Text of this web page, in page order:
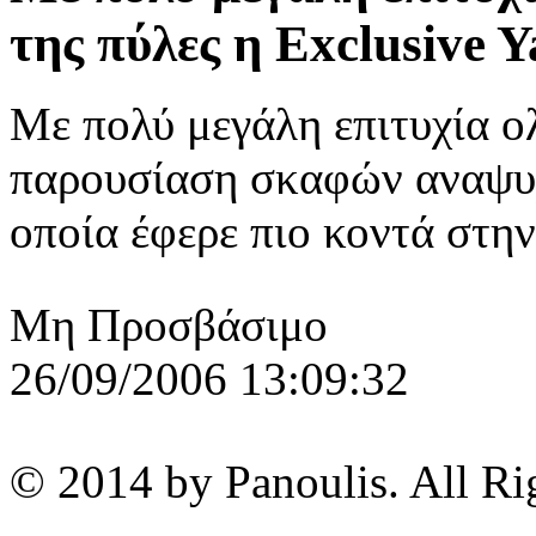
της πύλες η Exclusive
Με πολύ μεγάλη επιτυχία
παρουσίαση σκαφών
οποία έφερε πιο κοντά
Μη Προσβάσιμο
26/09/2006 13:09:32
© 2014 by Panoulis. All